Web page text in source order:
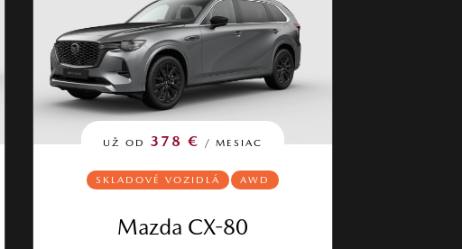
UŽ OD 378 € / MESIAC
SKLADOVÉ VOZIDLÁ AWD
Mazda CX-80